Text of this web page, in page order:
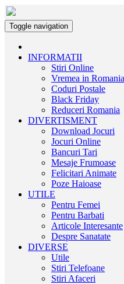
Toggle navigation
INFORMATII
Stiri Online
Vremea in Romania
Coduri Postale
Black Friday
Reduceri Romania
DIVERTISMENT
Download Jocuri
Jocuri Online
Bancuri Tari
Mesaje Frumoase
Felicitari Animate
Poze Haioase
UTILE
Pentru Femei
Pentru Barbati
Articole Interesante
Despre Sanatate
DIVERSE
Utile
Stiri Telefoane
Stiri Afaceri